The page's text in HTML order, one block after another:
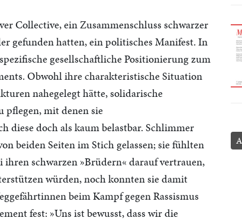
Collective, ein Zusammenschluss schwarzer
gefunden hatten, ein politisches Manifest. In
gesellschaftliche Positionierung zum
Obwohl ihre charakteristische Situation
nahegelegt hätte, solidarische
pflegen, mit denen sie
doch als kaum belastbar. Schlimmer
beiden Seiten im Stich gelassen; sie fühlten
ihren schwarzen »Brüdern« darauf vertrauen,
würden, noch konnten sie damit
beim Kampf gegen Rassismus
fest: »Uns ist bewusst, dass wir die